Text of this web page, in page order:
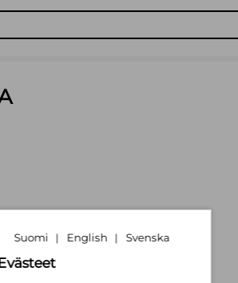
Suomi | English | Svenska